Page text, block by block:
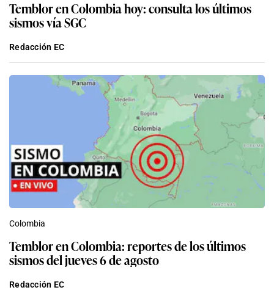
Temblor en Colombia hoy: consulta los últimos
sismos vía SGC
Redacción EC
Colombia
Temblor en Colombia: reportes de los últimos
sismos del jueves 6 de agosto
Redacción EC